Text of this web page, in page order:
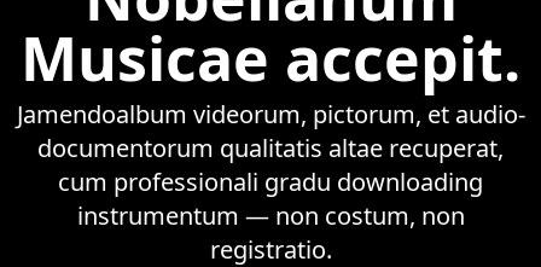
Musicae accepit.
Jamendoalbum videorum, pictorum, et audio-
documentorum qualitatis altae recuperat,
cum professionali gradu downloading
instrumentum — non costum, non
registratio.